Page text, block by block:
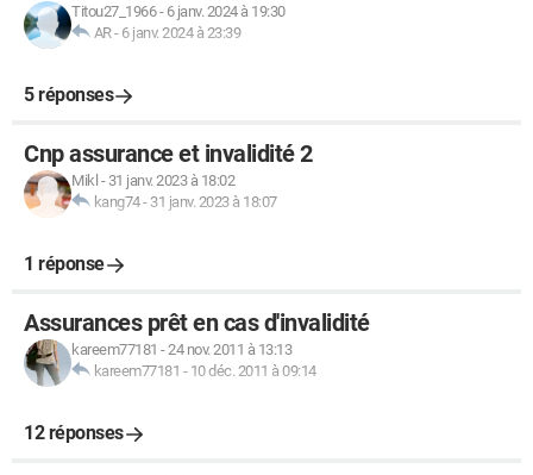
Titou27_1966- 6 janv. 2024 à 19:30
AR- 6 janv. 2024 à 23:39
5 réponses
Cnp assurance et invalidité 2
Mikl - 31 janv. 2023 à 18:02
kang74- 31 janv. 2023 à 18:07
1 réponse
Assurances prêt en cas d'invalidité
kareem77181 -24 nov. 2011 à 13:13
kareem77181 - 10 déc. 2011 à 09:14
12 réponses